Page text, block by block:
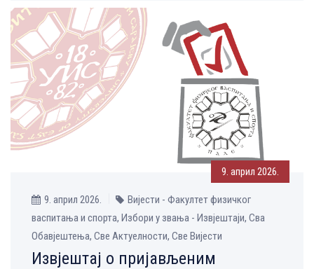
9. април 2026.
9. април 2026.
Вијести - Факултет физичког
васпитања и спорта, Избори у звања - Извјештаји, Сва
Обавјештења, Све Aктуелности, Све Вијести
Извјештај о пријављеним